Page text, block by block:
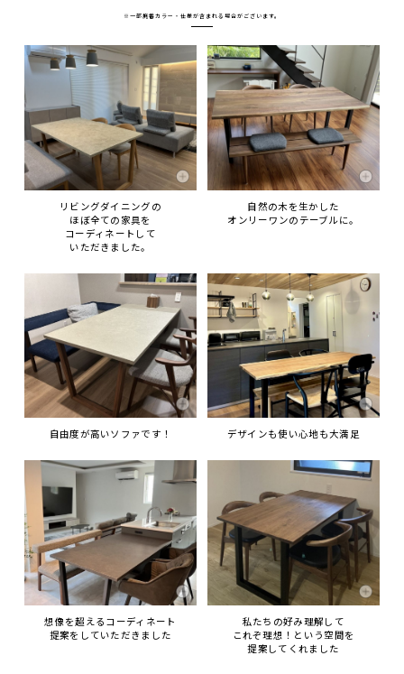
※一部廃番カラー・仕様が含まれる場合がございます。
リビングダイニングの
ほぼ全ての家具を
コーディネートして
いただきました。
自然の木を生かした
オンリーワンのテーブルに。
自由度が高いソファです！ デザインも使い心地も大満足
想像を超えるコーディネート
提案をしていただきました
私たちの好み理解して
これぞ理想！という空間を
提案してくれました